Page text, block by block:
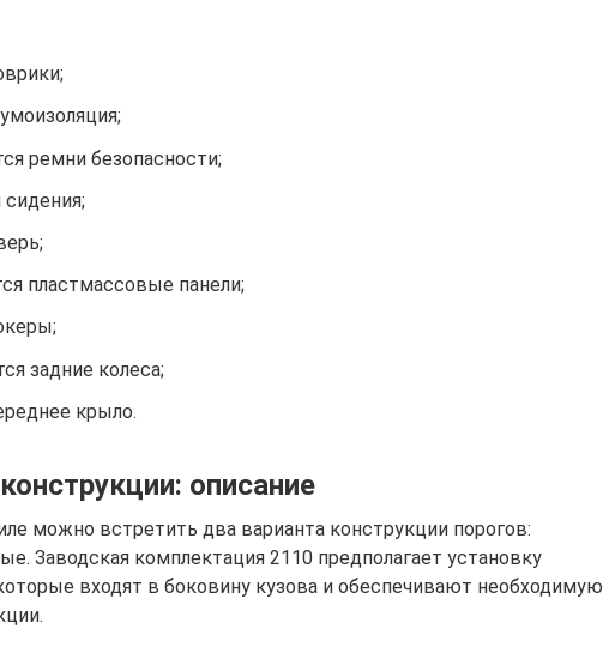
ремни безопасности;
пластмассовые панели;
задние колеса;
крыло.
описание
можно встретить два варианта конструкции порогов:
Заводская комплектация 2110 предполагает установку
входят в боковину кузова и обеспечивают необходимую